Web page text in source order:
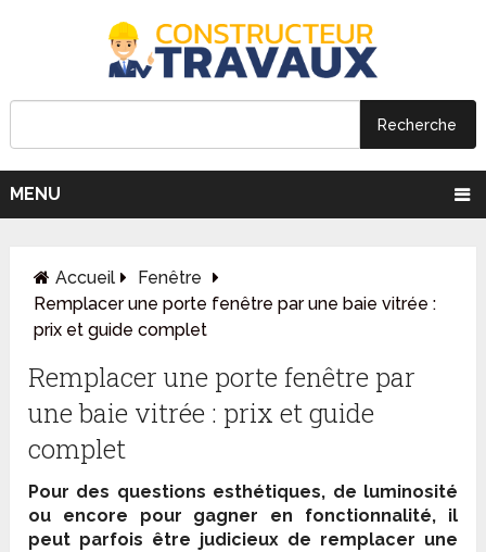
MENU
Accueil
Fenêtre
Remplacer une porte fenêtre par une baie vitrée :
prix et guide complet
Remplacer une porte fenêtre par
une baie vitrée : prix et guide
complet
Pour des questions esthétiques, de luminosité
ou encore pour gagner en fonctionnalité, il
peut parfois être judicieux de remplacer une